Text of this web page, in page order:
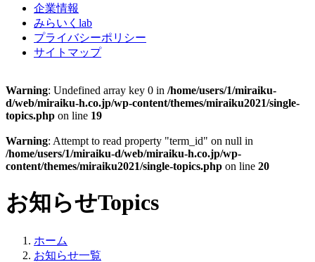
企業情報
みらいくlab
プライバシーポリシー
サイトマップ
Warning: Undefined array key 0 in /home/users/1/miraiku-
d/web/miraiku-h.co.jp/wp-content/themes/miraiku2021/single-
topics.php on line 19
Warning: Attempt to read property "term_id" on null in
/home/users/1/miraiku-d/web/miraiku-h.co.jp/wp-
content/themes/miraiku2021/single-topics.php on line 20
お知らせTopics
ホーム
お知らせ一覧